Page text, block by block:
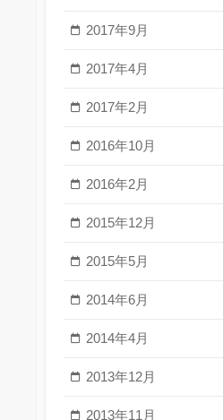
2017年9月
2017年4月
2017年2月
2016年10月
2016年2月
2015年12月
2015年5月
2014年6月
2014年4月
2013年12月
2013年11月